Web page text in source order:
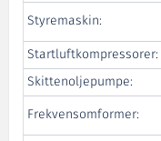
Styremaskin:
Startluftkompressorer:
Skittenoljepumpe:
Frekvensomformer: